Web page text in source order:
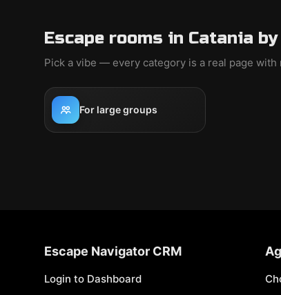
Escape rooms in Catania
Pick a vibe — every category is a real page with
For large groups
Escape Navigator CRM
Login to Dashboard